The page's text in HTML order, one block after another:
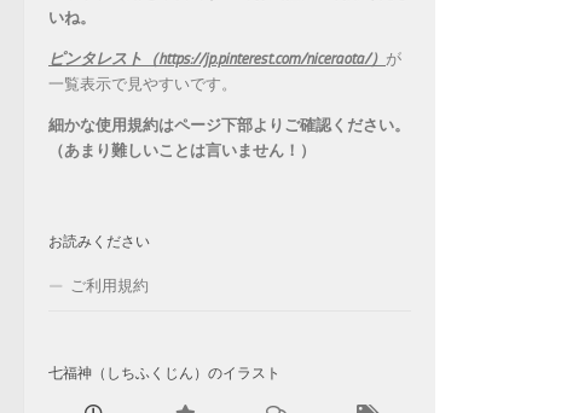
いね。
ピンタレスト（https://jp.pinterest.com/niceraota/） が
一覧表示で見やすいです。
細かな使用規約はページ下部よりご確認ください。
（あまり難しいことは言いません！）
お読みください
ご利用規約
七福神（しちふくじん）のイラスト